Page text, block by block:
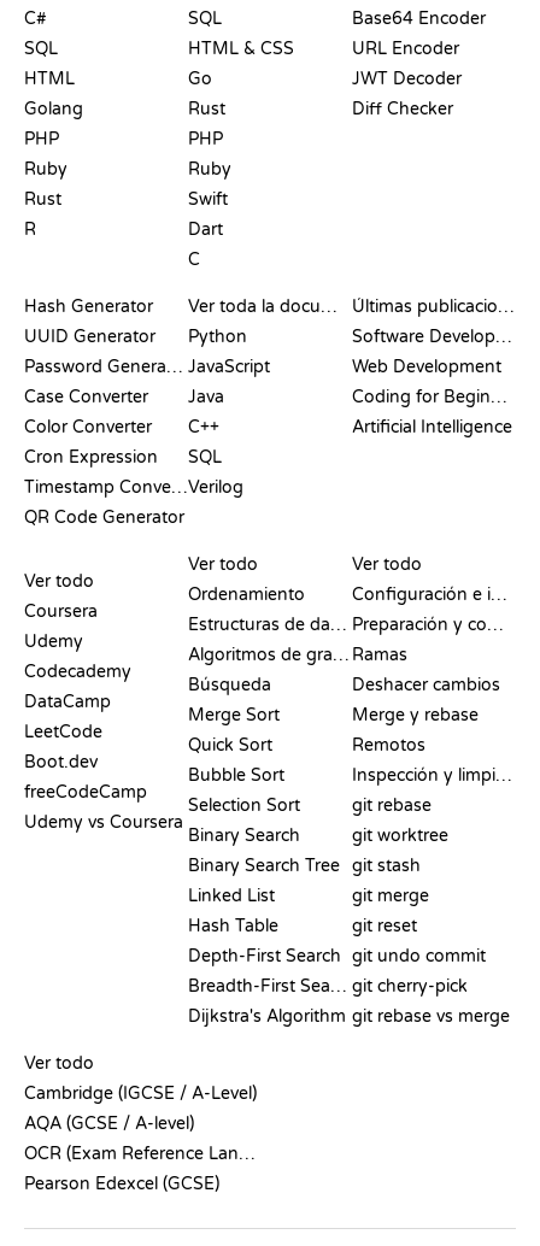
C#
SQL
HTML
Golang
PHP
Ruby
Rust
R
SQL
HTML & CSS
Go
Rust
PHP
Ruby
Swift
Dart
C
Base64 Encoder
URL Encoder
JWT Decoder
Diff Checker
Hash Generator
UUID Generator
Password Generator
Case Converter
Color Converter
Cron Expression
Timestamp Converter
QR Code Generator
Ver toda la documentación
Python
JavaScript
Java
C++
SQL
Verilog
Últimas publicaciones
Software Development
Web Development
Coding for Beginners
Artificial Intelligence
Ver todo
Coursera
Udemy
Codecademy
DataCamp
LeetCode
Boot.dev
freeCodeCamp
Udemy vs Coursera
Ver todo
Ordenamiento
Estructuras de datos
Algoritmos de grafos
Búsqueda
Merge Sort
Quick Sort
Bubble Sort
Selection Sort
Binary Search
Binary Search Tree
Linked List
Hash Table
Depth-First Search
Breadth-First Search
Dijkstra's Algorithm
Ver todo
Configuración e inicio
Preparación y commit
Ramas
Deshacer cambios
Merge y rebase
Remotos
Inspección y limpieza
git rebase
git worktree
git stash
git merge
git reset
git undo commit
git cherry-pick
git rebase vs merge
Ver todo
Cambridge (IGCSE / A-Level)
AQA (GCSE / A-level)
OCR (Exam Reference Language)
Pearson Edexcel (GCSE)